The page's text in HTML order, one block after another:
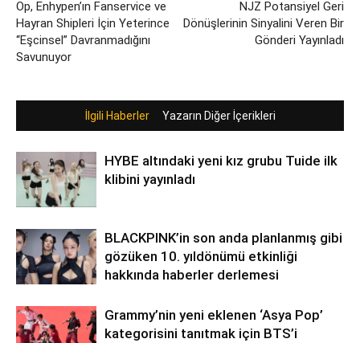
Op, Enhypen’ın Fanservice ve
Hayran Shipleri İçin Yeterince
“Eşcinsel” Davranmadığını
Savunuyor
NJZ Potansiyel Geri
Dönüşlerinin Sinyalini Veren Bir
Gönderi Yayınladı
İlgili Haberler Yazarın Diğer İçerikleri
HYBE altındaki yeni kız grubu Tuide ilk
klibini yayınladı
BLACKPINK’in son anda planlanmış gibi
gözüken 10. yıldönümü etkinliği
hakkında haberler derlemesi
Grammy’nin yeni eklenen ‘Asya Pop’
kategorisini tanıtmak için BTS’i